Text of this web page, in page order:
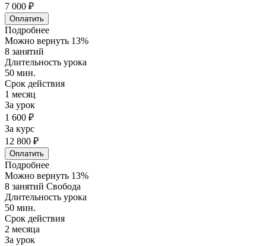
7 000 ₽
Оплатить
Подробнее
Можно вернуть 13%
8 занятий
Длительность урока
50 мин.
Срок действия
1 месяц
За урок
1 600 ₽
За курс
12 800 ₽
Оплатить
Подробнее
Можно вернуть 13%
8 занятий Свобода
Длительность урока
50 мин.
Срок действия
2 месяца
За урок